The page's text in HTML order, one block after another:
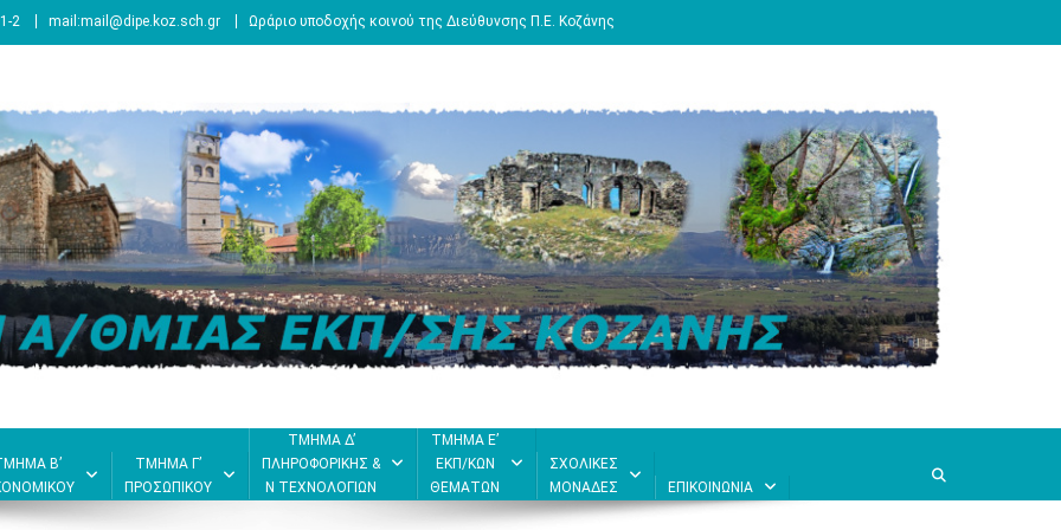
2 mail:mail@dipe.koz.sch.gr Ωράριο υποδοχής κοινού της Διεύθυνσης Π.Ε. Κοζάνης
Β’
ΤΜΗΜΑ Γ’
ΠΡΟΣΩΠΙΚΟΥ
ΤΜΗΜΑ Δ’
ΠΛΗΡΟΦΟΡΙΚΗΣ &
Ν ΤΕΧΝΟΛΟΓΙΩΝ
ΤΜΗΜΑ Ε’
ΕΚΠ/ΚΩΝ
ΘΕΜΑΤΩΝ
ΣΧΟΛΙΚΕΣ
ΜΟΝΑΔΕΣ
ΕΠΙΚΟΙΝΩΝΙΑ